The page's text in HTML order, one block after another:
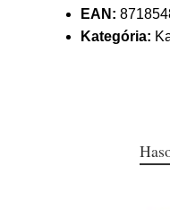
EAN:
Kategória: